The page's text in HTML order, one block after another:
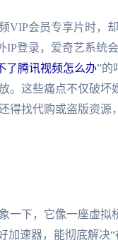
VIP会员专享片时，
IP登录，爱奇艺系统
了腾讯视频怎么办”的
。这些痛点不仅破坏
得找代购或盗版资源
一下，它像一座虚拟
加速器，能彻底解决“